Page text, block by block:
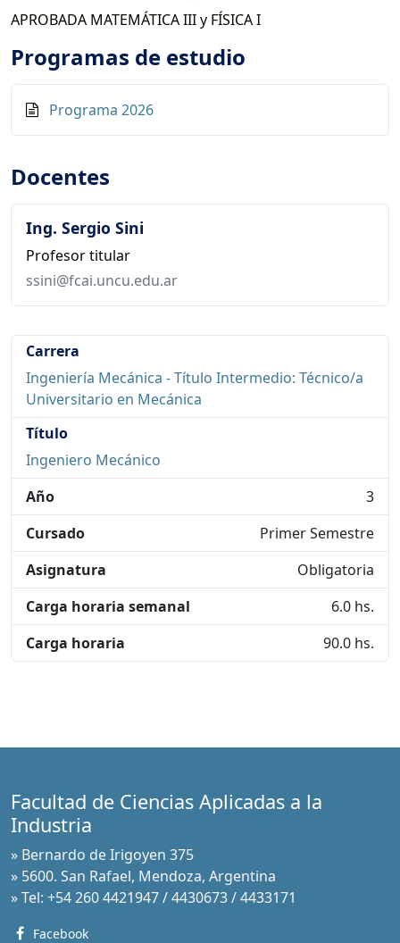
APROBADA MATEMÁTICA III y FÍSICA I
Programas de estudio
Programa 2026
Docentes
Ing. Sergio Sini
Profesor titular
ssini@fcai.uncu.edu.ar
Carrera
Ingeniería Mecánica - Título Intermedio: Técnico/a
Universitario en Mecánica
Título
Ingeniero Mecánico
Año
3
Cursado
Primer Semestre
Asignatura
Obligatoria
Carga horaria semanal
6.0 hs.
Carga horaria
90.0 hs.
Facultad de Ciencias Aplicadas a la
Industria
» Bernardo de Irigoyen 375
» 5600. San Rafael, Mendoza, Argentina
» Tel: +54 260 4421947 / 4430673 / 4433171
Facebook